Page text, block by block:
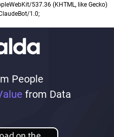
People
from Data
537.36 (KHTML, like Gecko)
1.0;